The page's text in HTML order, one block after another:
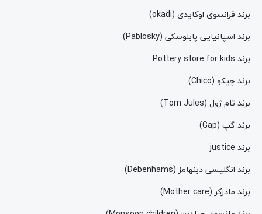
برند فرانسوی اوکایدی (okadi)
برند اسپانیایی پابلوسکی (Pablosky)
برند Pottery store for kids
برند چیکو (Chico)
برند تام ژول (Tom Jules)
برند گپ (Gap)
برند justice
برند انگلیسی دبنهامز (Debenhams)
برند مادرکر (Mother care)